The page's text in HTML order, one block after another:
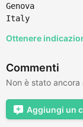
Genova
Italy
Ottenere
Commenti
Non è stato
Aggiungi un